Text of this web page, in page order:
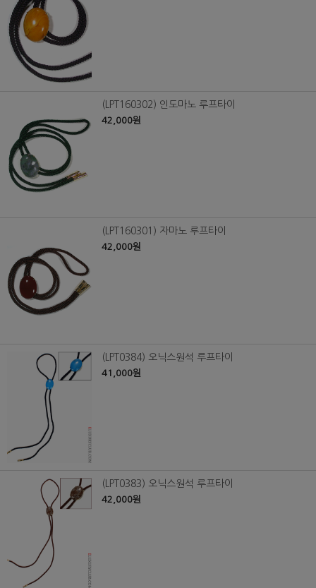
(LPT160302) 인도마노 루프타이
42,000원
(LPT160301) 자마노 루프타이
42,000원
(LPT0384) 오닉스원석 루프타이
41,000원
(LPT0383) 오닉스원석 루프타이
42,000원